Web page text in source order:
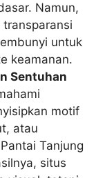
Namun,
untuk
keamanan.
Sentuhan
motif
atau
Tanjung
situs